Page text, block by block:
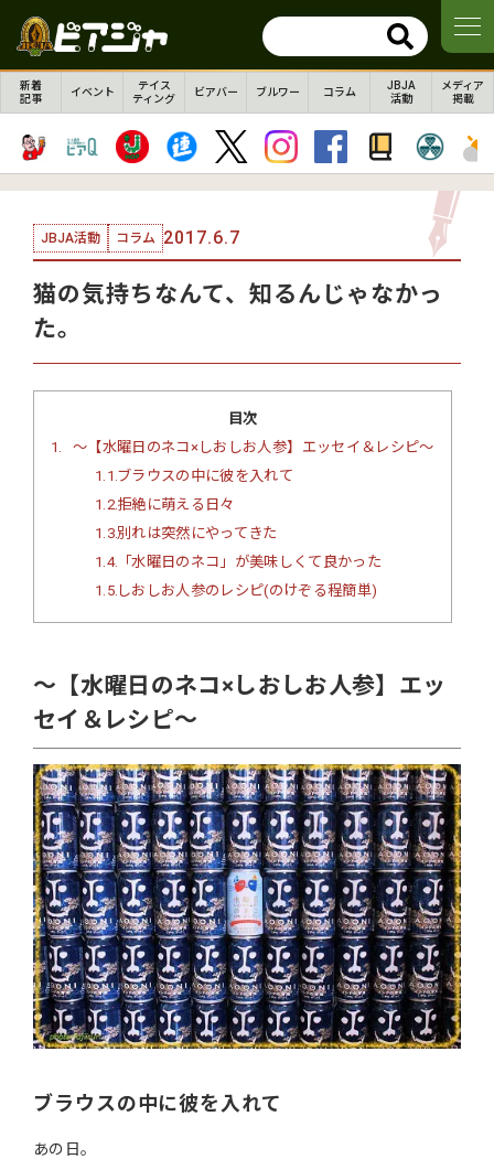
新着
記事
イベント
テイス
ティング
ビアバー ブルワー コラム
JBJA
活動
メディア
掲載
JBJA活動 コラム 2017.6.7
猫の気持ちなんて、知るんじゃなかっ
た。
目次
1
～【水曜日のネコ×しおしお人参】エッセイ＆レシピ～
1.1 ブラウスの中に彼を入れて
1.2拒絶に萌える日々
1.3別れは突然にやってきた
1.4「水曜日のネコ」が美味しくて良かった
1.5しおしお人参のレシピ(のけぞる程簡単)
～【水曜日のネコ×しおしお人参】エッ
セイ＆レシピ～
ブラウスの中に彼を入れて
あの日。